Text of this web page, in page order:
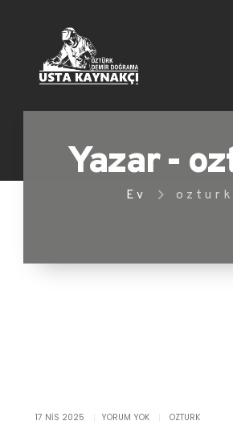
Yazar -
Ev ozturk
17 NIS 2025 YORUM YOK OZTURK